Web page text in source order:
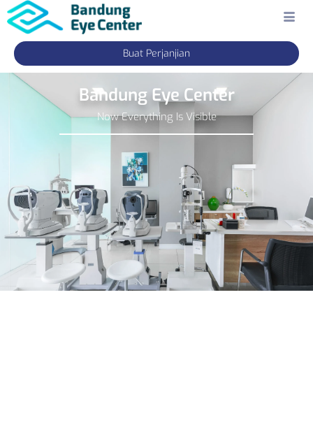
Buat Perjanjian
Bandung Eye Center
Now Everything Is Visible